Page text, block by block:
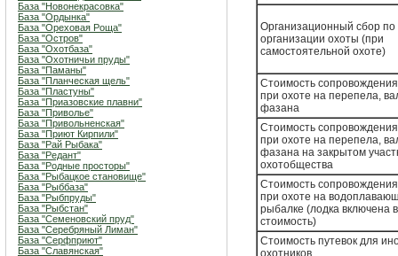
База "Новонекрасовка"
База "Ордынка"
База "Ореховая Роща"
База "Остров"
База "Охотбаза"
База "Охотничьи пруды"
База "Паманы"
База "Планческая щель"
База "Пластуны"
База "Приазовские плавни"
База "Приволье"
База "Привольненская"
База "Приют Кирпили"
База "Рай Рыбака"
База "Редант"
База "Родные просторы"
База "Рыбацкое становище"
База "Рыббаза"
База "Рыбпруды"
База "Рыбстан"
База "Семеновский пруд"
База "Серебряный Лиман"
База "Серфприют"
База "Славянская"
Организационный сбор по
организации охоты (при
самостоятельной охоте)
Стоимость
при охоте на перепела,
фазана
Стоимость
при охоте на перепела,
фазана на закрытом
охотобщества
Стоимость
при охоте на
рыбалке (лодка включена в
стоимость)
Стоимость путевок для
охотников